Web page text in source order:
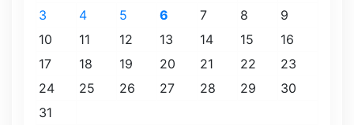
3
4 5 6 7 8
9
10
11 12 13 14 15
16
17
18 19 20 21 22
23
24
25 26 27 28 29
30
31